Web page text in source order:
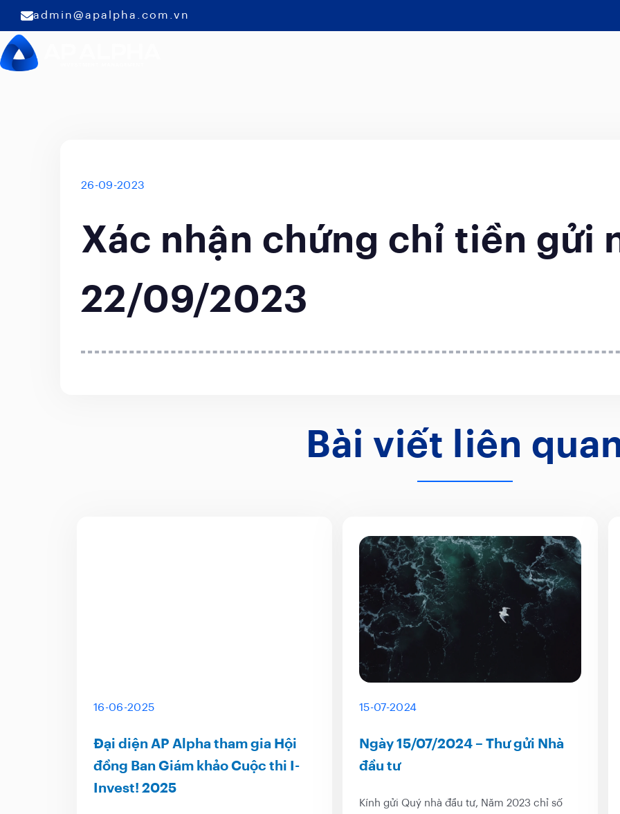
admin@apalpha.com.vn
26-09-2023
Xác nhận chứng chỉ tiền gửi
22/09/2023
Bài viết liên
16-06-2025
Đại diện AP Alpha tham gia Hội
đồng Ban Giám khảo Cuộc thi I-
Invest! 2025
15-07-2024
Ngày 15/07/2024 – Thư gửi Nhà
đầu tư
Kính gửi Quý nhà đầu tư, Năm 2023 chỉ số